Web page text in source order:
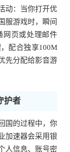
动：当你打开优
服游戏时，瞬间
网页或处理邮件
配合独享100M
先分配给影音游
护者
国的过程中，你
加速器会采用银
人信息、账号密